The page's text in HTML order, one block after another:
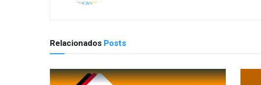
Relacionados Posts